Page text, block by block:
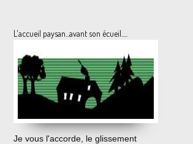
L'accueil paysan...avant son écueil.....
…
Je vous l'accorde, le glissement